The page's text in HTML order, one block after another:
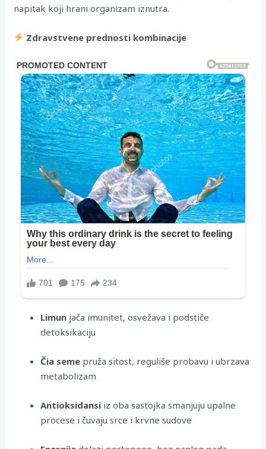
napitak koji hrani organizam iznutra.
Zdravstvene prednosti kombinacije
Limun jača imunitet, osvežava i podstiče
detoksikaciju
Čia seme pruža sitost, reguliše probavu i ubrzava
metabolizam
Antioksidansi iz oba sastojka smanjuju upalne
procese i čuvaju srce i krvne sudove